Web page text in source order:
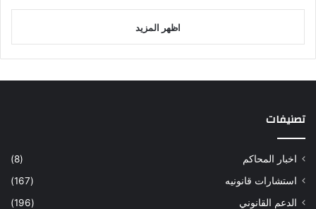
اظهر المزيد
تصنيفات
اخبار المحاكم
(8)
استشارات قانونيه
(167)
الدعم القانوني
(196)